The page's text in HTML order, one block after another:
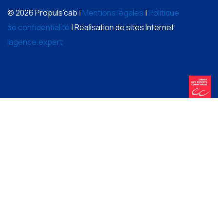
© 2026 Propuls'cab | Mentions légales | Politique
de confidentialité | Réalisation de sites Internet,
lagence.expert